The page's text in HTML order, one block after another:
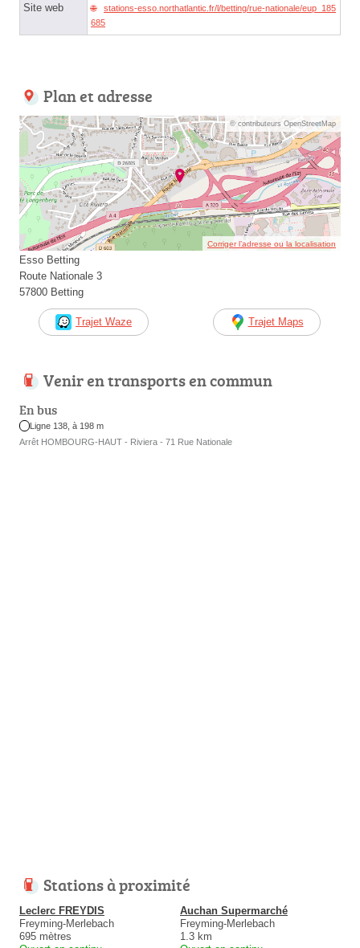
Site web
stations-esso.northatlantic.fr/l/betting/rue-nationale/eup_185
685
Plan et adresse
© contributeurs OpenStreetMap
Corriger l’adresse ou la localisation
Esso Betting
Route Nationale 3
57800 Betting
Trajet Waze Trajet Maps
Venir en transports en commun
En bus
Ligne 138, à 198 m
Arrêt HOMBOURG-HAUT - Riviera - 71 Rue Nationale
Stations à proximité
Leclerc FREYDIS
Freyming-Merlebach
695 mètres
Auchan Supermarché
Freyming-Merlebach
1.3 km